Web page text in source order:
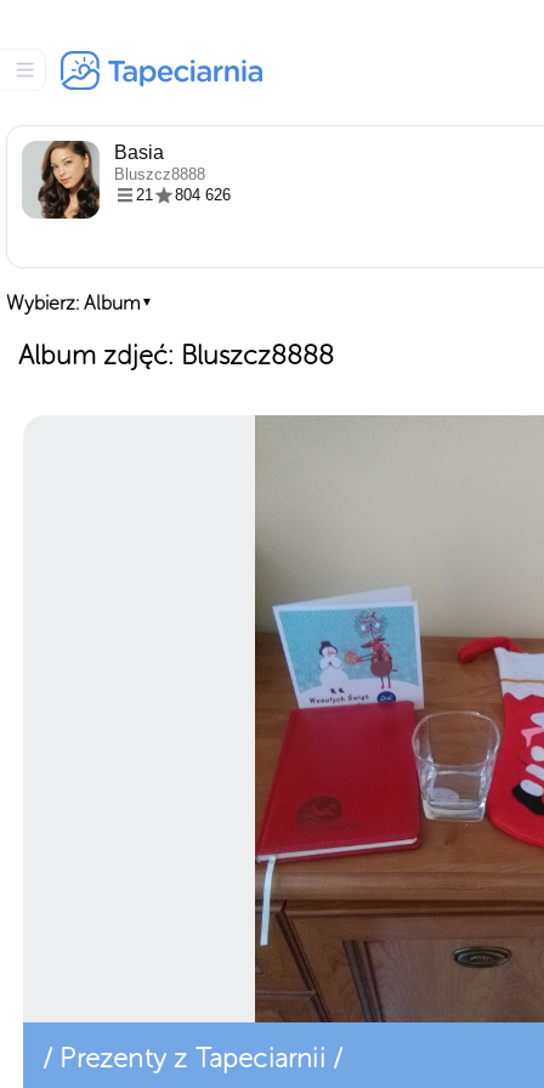
Basia
Bluszcz8888
21
804 626
Wybierz: Album ▼
Album zdjęć: Bluszcz8888
/ Prezenty z Tapeciarnii /